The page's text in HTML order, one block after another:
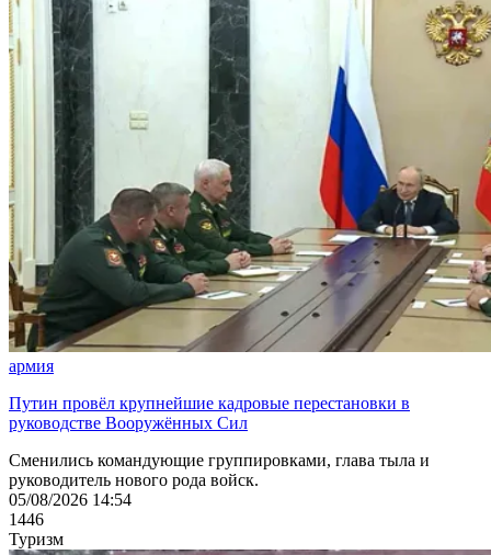
армия
Путин провёл крупнейшие кадровые перестановки в
руководстве Вооружённых Сил
Сменились командующие группировками, глава тыла и
руководитель нового рода войск.
05/08/2026 14:54
1446
Туризм